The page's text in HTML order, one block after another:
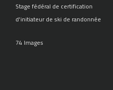
Stage fédéral de certification
d'initiateur de ski de randonnée
74 Images